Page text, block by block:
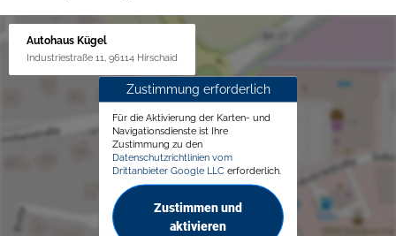
Autohaus Kügel
Industriestraße 11, 96114 Hirschaid
Zustimmung erforderlich
Für die Aktivierung der Karten- und
Navigationsdienste ist Ihre
Zustimmung zu den
Datenschutzrichtlinien vom
Drittanbieter Google LLC erforderlich.
Zustimmen und
aktivieren